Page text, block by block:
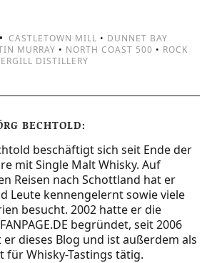
CASTLETOWN MILL • DUNNET BAY
MURRAY • NORTH COAST 500 • ROCK
DISTILLERY
BECHTOLD
beschäftigt sich seit Ende der
mit Single Malt Whisky. Auf
Reisen nach Schottland hat er
Leute kennengelernt sowie viele
besucht. 2002 hatte er die
begründet, seit 2006
dieses Blog und ist außerdem als
für Whisky-Tastings tätig.